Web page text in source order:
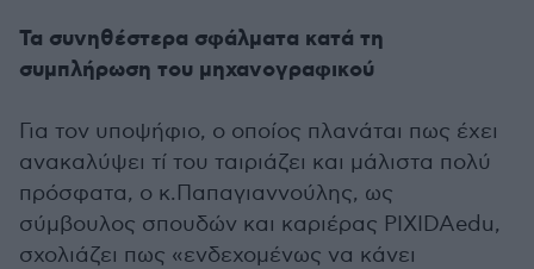
Τα συνηθέστερα σφάλματα κατά τη
συμπλήρωση του μηχανογραφικού
Για τον υποψήφιο, ο οποίος πλανάται πως έχει
ανακαλύψει τί του ταιριάζει και μάλιστα πολύ
πρόσφατα, ο κ.Παπαγιαννούλης, ως
σύμβουλος σπουδών και καριέρας PIXIDAedu,
σχολιάζει πως «ενδεχομένως να κάνει